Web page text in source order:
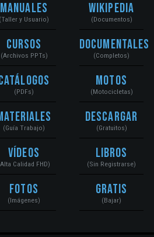
Manuales
(Taller y Usuario)
Cursos
(Archivos PPTs)
(PDFs)
(Guía Trabajo)
Vídeos
Calidad FHD)
Fotos
(Imágenes)
Wikipedia
(Documentos)
Documentales
(Completos)
Motos
(Motocicletas)
Descargar
(Gratuitos)
Libros
(Sin Registrarse)
Gratis
(Bajar)